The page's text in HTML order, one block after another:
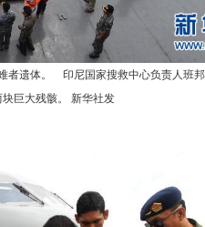
遗体。 印尼国家搜救中心负责人班邦
巨大残骸。 新华社发